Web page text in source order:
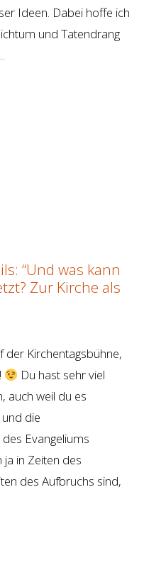
Ideen. Dabei hoffe ich
und Tatendrang
“Und was kann
Zur Kirche als
der Kirchentagsbühne,
Du hast sehr viel
auch weil du es
die
Evangeliums
in Zeiten des
des Aufbruchs sind,